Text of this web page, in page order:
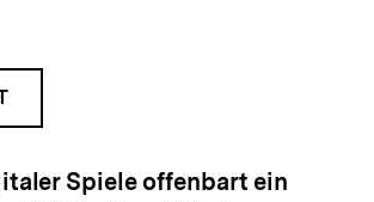
Spiele offenbart ein